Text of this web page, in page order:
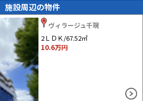
施設周辺の物件
ヴィラージュ千現
2ＬＤＫ/67.52㎡
10.6万円